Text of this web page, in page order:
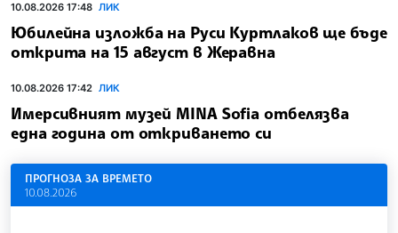
10.08.2026 17:48 ЛИК
Юбилейна изложба на Руси Куртлаков ще бъде
открита на 15 август в Жеравна
10.08.2026 17:42 ЛИК
Имерсивният музей MINA Sofia отбелязва
една година от откриването си
ПРОГНОЗА ЗА ВРЕМЕТО
10.08.2026